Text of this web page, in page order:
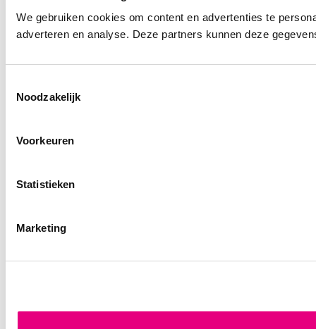
We gebruiken cookies om content en advertenties te
adverteren en analyse. Deze partners kunnen deze
Noodzakelijk
Voorkeuren
Statistieken
Marketing